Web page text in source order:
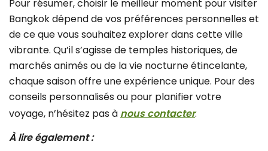
Pour résumer, choisir le meilleur moment pour visiter
Bangkok dépend de vos préférences personnelles et
de ce que vous souhaitez explorer dans cette ville
vibrante. Qu’il s’agisse de temples historiques, de
marchés animés ou de la vie nocturne étincelante,
chaque saison offre une expérience unique. Pour des
conseils personnalisés ou pour planifier votre
voyage, n’hésitez pas à nous contacter.
À lire également :